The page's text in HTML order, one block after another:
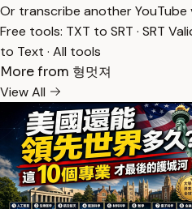
Or transcribe another
Free tools: TXT to SRT · SRT
to Text · All tools
More from 형멋져
View All